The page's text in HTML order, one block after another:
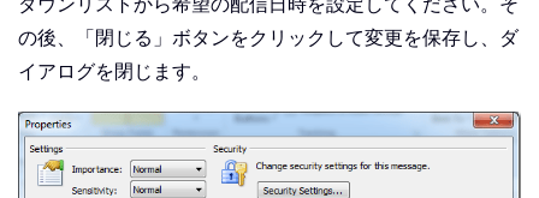
の後、「閉じる」ボタンをクリックして変更を保存し、ダ
イアログを閉じます。